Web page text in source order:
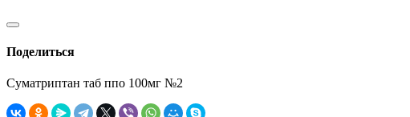
Поделиться
Суматриптан таб ппо 100мг №2